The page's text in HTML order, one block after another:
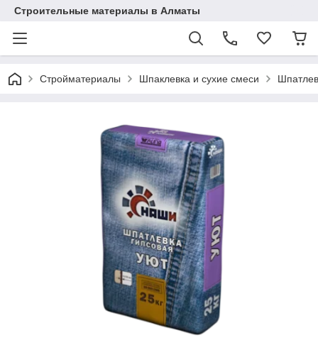
Строительные материалы в Алматы
Стройматериалы Шпаклевка и сухие смеси